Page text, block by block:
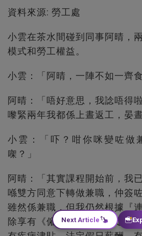
資料來源: 勞工處
小雲在茶水間碰到同事阿晴，
模式和勞工權益。
小雲：「阿晴，一陣不如一齊
阿晴：「唔好意思，我諗唔得
嚟緊兩年我都係上晝返工，晏晝
小雲：「吓？咁你咪變咗做
㗎？」
阿晴：「其實課程開始前，我
喺雙方同意下轉做兼職，仲簽
雖然係兼職，但我仍然根據『
除享有《僱傭條例》所規定嘅
Next Article